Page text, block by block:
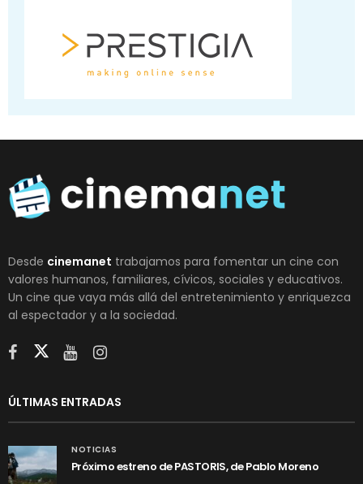
Desde cinemanet trabajamos para fomentar un cine con
valores humanos, familiares, cívicos, sociales y educativos.
Un cine que vaya más allá del entretenimiento y enriquezca
al espectador y a la sociedad.
ÚLTIMAS ENTRADAS
NOTICIAS
Próximo estreno de PASTORIS, de Pablo Moreno